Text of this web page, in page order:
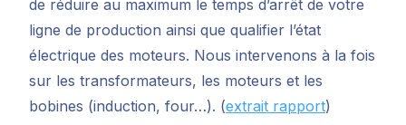
de réduire au maximum le temps d’arrêt de votre
ligne de production ainsi que qualifier l’état
électrique des moteurs. Nous intervenons à la fois
sur les transformateurs, les moteurs et les
bobines (induction, four…). (extrait rapport)